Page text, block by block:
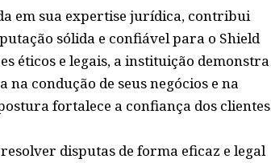
em sua expertise jurídica, contribui
sólida e confiável para o Shield
éticos e legais, a instituição demonstra
condução de seus negócios e na
fortalece a confiança dos clientes
disputas de forma eficaz e legal